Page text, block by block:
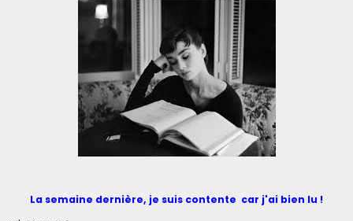
La semaine dernière, je suis contente car j'ai bien lu !